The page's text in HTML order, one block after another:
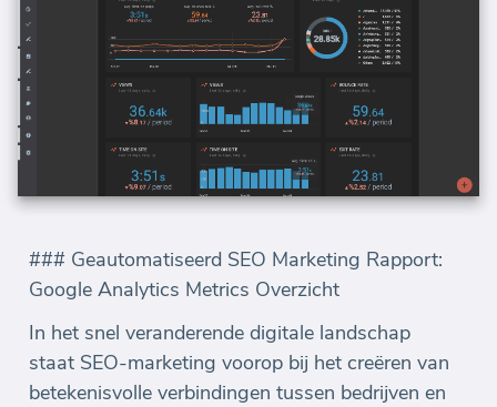
### Geautomatiseerd SEO Marketing Rapport:
Google Analytics Metrics Overzicht
In het snel veranderende digitale landschap
staat SEO-marketing voorop bij het creëren van
betekenisvolle verbindingen tussen bedrijven en